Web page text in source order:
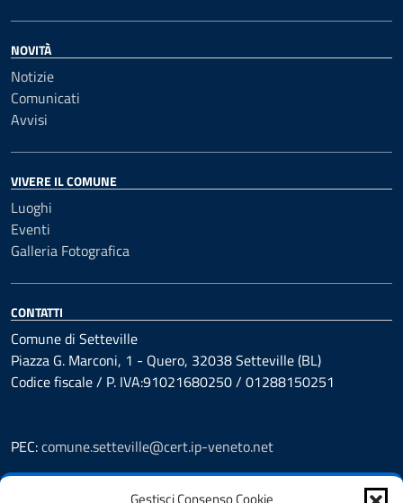
NOVITÀ
Notizie
Comunicati
Avvisi
VIVERE IL COMUNE
Luoghi
Eventi
Galleria Fotografica
CONTATTI
Comune di Setteville
Piazza G. Marconi, 1 - Quero, 32038 Setteville (BL)
Codice fiscale / P. IVA:91021680250 / 01288150251
PEC:comune.setteville@cert.ip-veneto.net
Leggi le FAQ